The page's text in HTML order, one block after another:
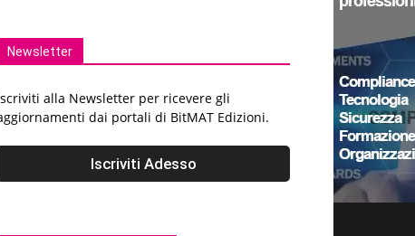
Newsletter
alla Newsletter per ricevere gli
dai portali di BitMAT Edizioni.